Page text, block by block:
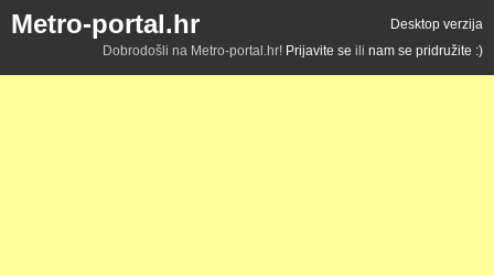
Metro-portal.hr
Desktop verzija
Dobrodošli na Metro-portal.hr! Prijavite se ili nam se pridružite :)